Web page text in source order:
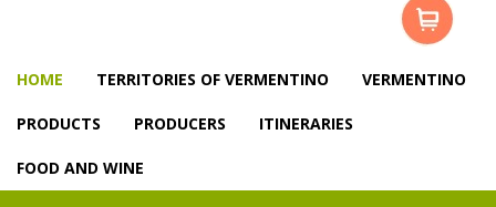
HOME TERRITORIES OF VERMENTINO VERMENTINO
PRODUCTS PRODUCERS ITINERARIES
FOOD AND WINE